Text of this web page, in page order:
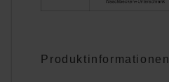
Produktinformationen